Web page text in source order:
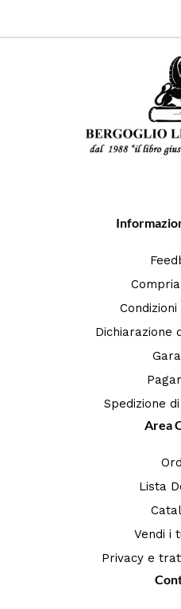
Condizioni
Dichiarazione
Spedizione
Area
Lista
Vendi i
Privacy e